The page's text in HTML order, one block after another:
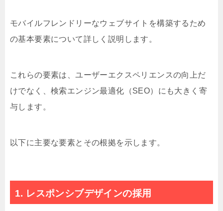
モバイルフレンドリーなウェブサイトを構築するため
の基本要素について詳しく説明します。
これらの要素は、ユーザーエクスペリエンスの向上だ
けでなく、検索エンジン最適化（SEO）にも大きく寄
与します。
以下に主要な要素とその根拠を示します。
1. レスポンシブデザインの採用